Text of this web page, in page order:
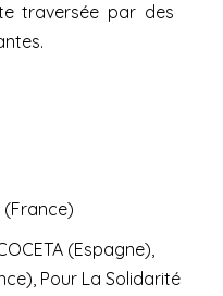
traversée par des
(France)
(Espagne),
Pour La Solidarité